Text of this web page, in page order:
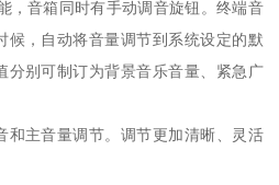
，音箱同时有手动调音旋钮。终端音
候，自动将音量调节到系统设定的默
分别可制订为背景音乐音量、紧急广
主音量调节。调节更加清晰、灵活